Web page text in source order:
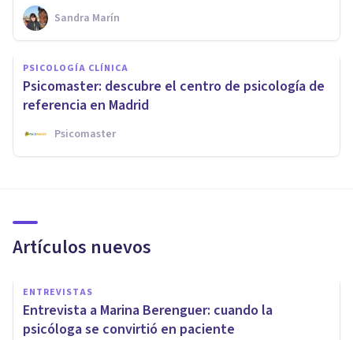
Sandra Marín
PSICOLOGÍA CLÍNICA
Psicomaster: descubre el centro de psicología de
referencia en Madrid
Psicomaster
Artículos nuevos
ENTREVISTAS
Entrevista a Marina Berenguer: cuando la
psicóloga se convirtió en paciente